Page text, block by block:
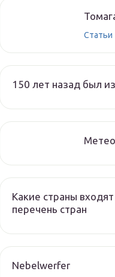
Статьи
150 лет назад был
Какие страны
перечень стран
Nebelwerfer